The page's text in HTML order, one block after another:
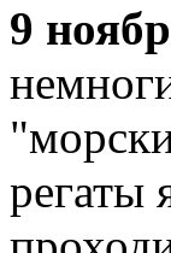
9
регаты